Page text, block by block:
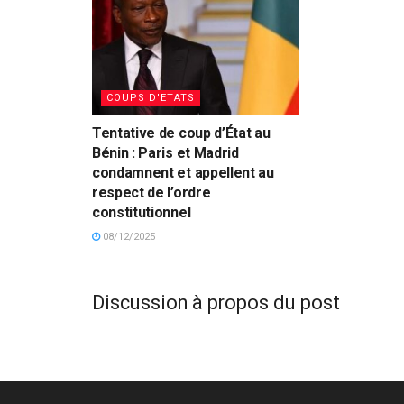
COUPS D'ETATS
Tentative de coup d’État au
Bénin : Paris et Madrid
condamnent et appellent au
respect de l’ordre
constitutionnel
08/12/2025
Discussion à propos du post